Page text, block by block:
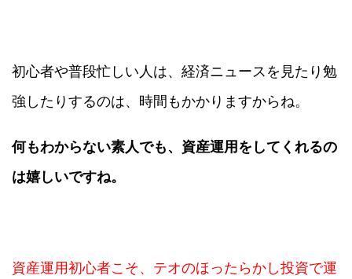
初心者や普段忙しい人は、経済ニュースを見たり勉
強したりするのは、時間もかかりますからね。
何もわからない素人でも、資産運用をしてくれるの
は嬉しいですね。
資産運用初心者こそ、テオのほったらかし投資で運